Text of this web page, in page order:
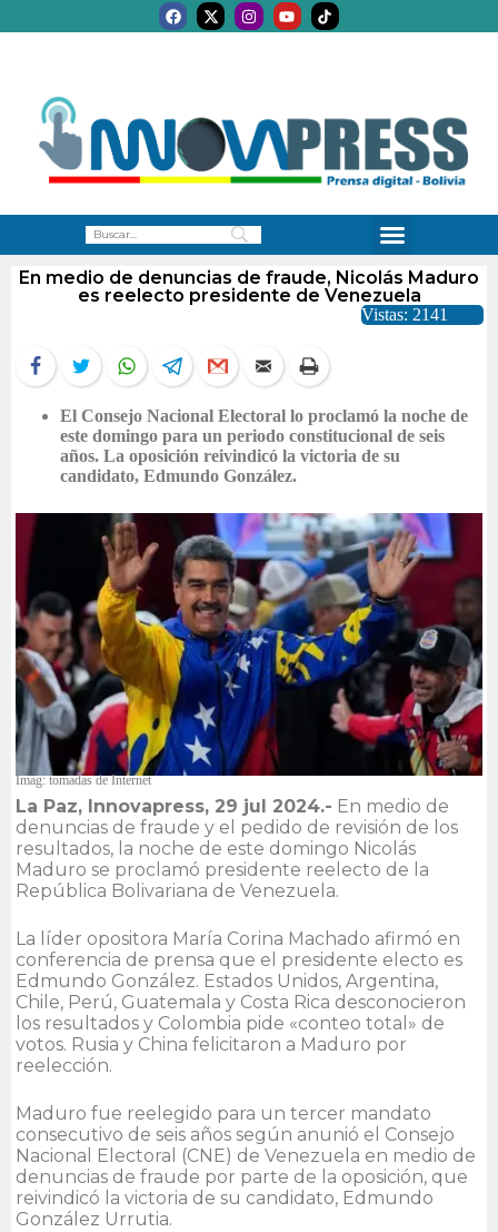
En medio de denuncias de fraude, Nicolás Maduro
es reelecto presidente de Venezuela
Vistas: 2141
El Consejo Nacional Electoral lo proclamó la noche de
este domingo para un periodo constitucional de seis
años. La oposición reivindicó la victoria de su
candidato, Edmundo González.
Imag: tomadas de Internet
La Paz, Innovapress, 29 jul 2024.- En medio de
denuncias de fraude y el pedido de revisión de los
resultados, la noche de este domingo Nicolás
Maduro se proclamó presidente reelecto de la
República Bolivariana de Venezuela.
La líder opositora María Corina Machado afirmó en
conferencia de prensa que el presidente electo es
Edmundo González. Estados Unidos, Argentina,
Chile, Perú, Guatemala y Costa Rica desconocieron
los resultados y Colombia pide «conteo total» de
votos. Rusia y China felicitaron a Maduro por
reelección.
Maduro fue reelegido para un tercer mandato
consecutivo de seis años según anunió el Consejo
Nacional Electoral (CNE) de Venezuela en medio de
denuncias de fraude por parte de la oposición, que
reivindicó la victoria de su candidato, Edmundo
González Urrutia.